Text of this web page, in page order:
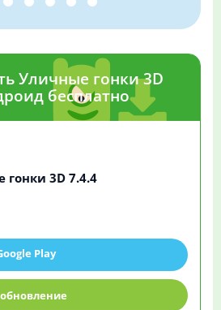
Уличные гонки 3D
бесплатно
3D 7.4.4
Play